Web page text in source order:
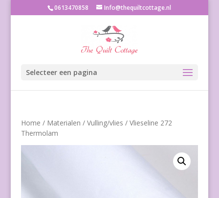
0613470858 Info@thequiltcottage.nl
Selecteer een pagina
Home / Materialen / Vulling/vlies / Vlieseline 272
Thermolam